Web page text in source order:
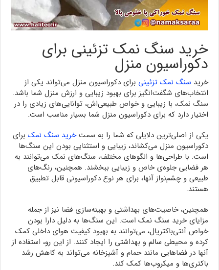
خرید سنگ نمک تزئینی برای
دکوراسیون منزل
خرید سنگ نمک تزئینی برای دکوراسیون منزل می‌تواند یکی از
انتخاب‌های شگفت‌انگیز برای بهبود زیبایی و ارزش منزل شما باشد.
سنگ نمک، با زیبایی و خواص طبیعی‌اش، توانایی‌های زیادی را در
اختیار دارد که برای دکوراسیون منزل شما بسیار مناسب است.
یکی از اصلی‌ترین دلایلی که شما را به سمتخرید سنگ نمک برای
دکوراسیون منزل می‌کشاند، زیبایی و استثنایی بودن این سنگ‌ها
است. با طراحی‌ها و الگوهای مختلف، سنگ‌های نمک می‌توانند به
هر فضایی جلوه‌ی خاص و زیبایی ببخشند. همچنین، رنگ‌های
طبیعی و چشم‌نواز آنها، برای هر نوع دکوراسیونی قابل تطبیق
هستند.
همچنین، خاصیت‌های بهداشتی و بهینه‌سازی فضا نیز از جمله
مزایای خرید سنگ نمک است. این سنگ‌ها به دلیل دارا بودن
خواص آنتی‌باکتریال، می‌توانند به بهبود کیفیت هوای داخلی کمک
کرده و محیطی سالم و بهداشتی را ایجاد کنند. از این رو، استفاده از
آنها در فضاهایی مانند حمام و آشپزخانه می‌تواند به کاهش رشد
باکتری‌ها و میکروب‌ها کمک کند.